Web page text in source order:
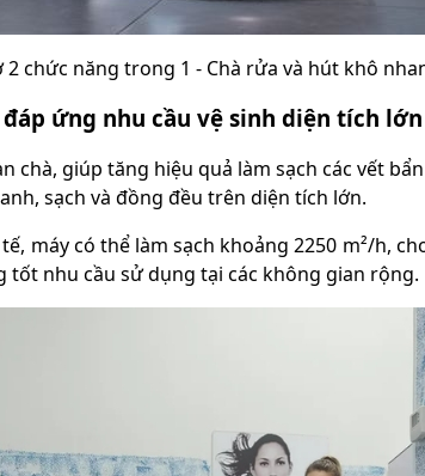
2 chức năng trong 1 - Chà rửa và hút khô
ứng nhu cầu vệ sinh diện tích lớn
chà, giúp tăng hiệu quả làm sạch các vết
sạch và đồng đều trên diện tích lớn.
máy có thể làm sạch khoảng 2250 m²/h,
nhu cầu sử dụng tại các không gian rộng.